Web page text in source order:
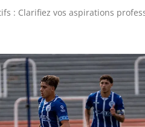
: Clarifiez vos aspirations